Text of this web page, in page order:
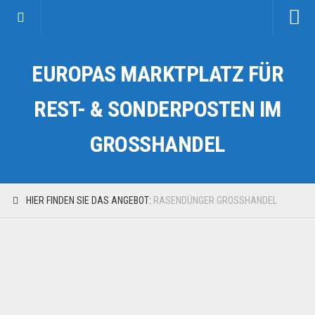
Kategorien
Auto & Motorrad
Fahrzeuge & Transport
EUROPAS MARKTPLATZ FÜR
REST- & SONDERPOSTEN IM
GROSSHANDEL
HIER FINDEN SIE DAS ANGEBOT: RASENDÜNGER GROSSHANDEL